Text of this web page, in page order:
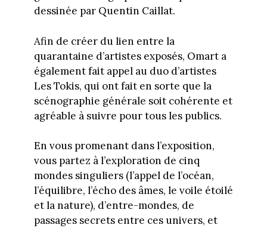
dessinée par Quentin Caillat.
Afin de créer du lien entre la
quarantaine d’artistes exposés, Omart a
également fait appel au duo d’artistes
Les Tokis, qui ont fait en sorte que la
scénographie générale soit cohérente et
agréable à suivre pour tous les publics.
En vous promenant dans l’exposition,
vous partez à l’exploration de cinq
mondes singuliers (l’appel de l’océan,
l’équilibre, l’écho des âmes, le voile étoilé
et la nature), d’entre-mondes, de
passages secrets entre ces univers, et